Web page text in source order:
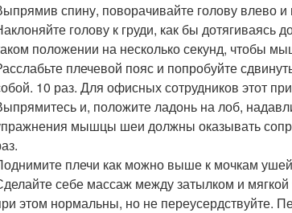
спину, поворачивайте голову влево и
голову к груди, как бы
положении на несколько секунд, чтобы
плечевой пояс и попробуйте
10 раз. Для офисных сотрудников этот
и, положите ладонь на лоб,
мышцы шеи должны оказывать
плечи как можно выше к мочкам
себе массаж между затылком и
этом нормальны, но не переусердствуйте.